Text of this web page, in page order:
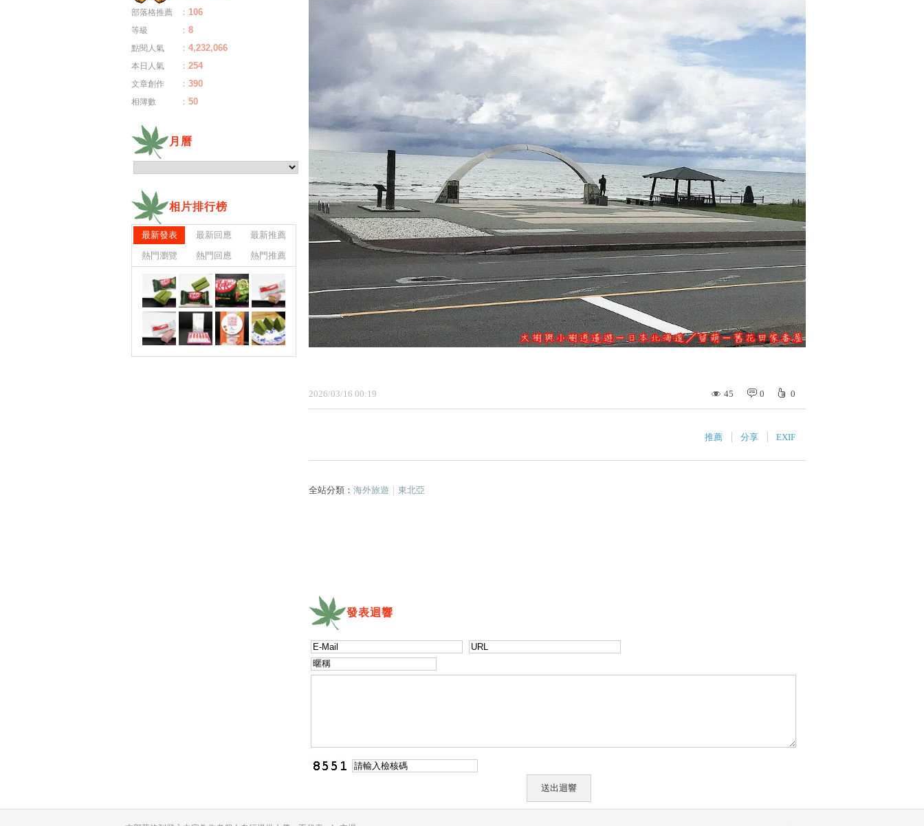
2026/03/16 00:19 45 0 0
推薦 分享 EXIF
全站分類： 海外旅遊 東北亞
發表迴響
送出迴響
部落格推薦 ： 106
等級 ： 8
點閱人氣 ： 4,232,066
本日人氣 ： 254
文章創作 ： 390
相簿數 ： 50
月曆
相片排行榜
最新發表 最新回應
最新推薦
熱門瀏覽
熱門回應 熱門推薦